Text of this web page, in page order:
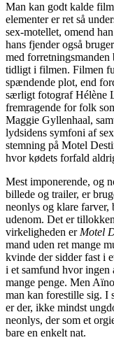
Man kan godt kalde
elementer er ret så
sex-motellet, omend
hans fjender også
med forretningsmanden
tidligt i filmen. Filmen
spændende plot, end
særligt fotograf Hélène
fremragende for folk
Maggie Gyllenhaal,
lydsidens symfoni af
stemning på Motel
hvor kødets forfald
Mest imponerende, og
billede og trailer, er
neonlys og klare farver,
udenom. Det er
virkeligheden er Motel
mand uden ret mange
kvinde der sidder fast i
i et samfund hvor ingen
mange penge. Men
man kan forestille sig. I
er der, ikke mindst
neonlys, der som et
bare en enkelt nat.